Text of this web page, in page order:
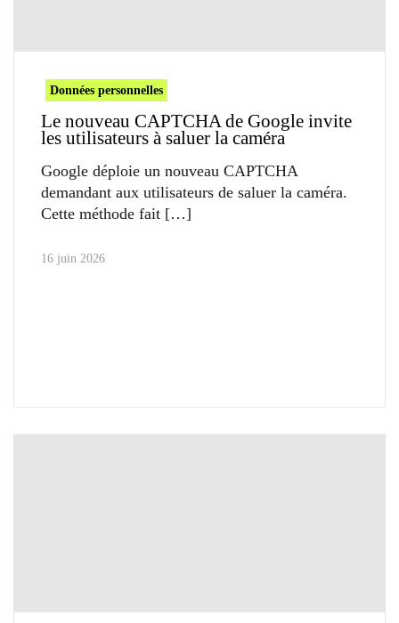
Données personnelles
Le nouveau CAPTCHA de Google invite
les utilisateurs à saluer la caméra
Google déploie un nouveau CAPTCHA
demandant aux utilisateurs de saluer la caméra.
Cette méthode fait
16 juin 2026